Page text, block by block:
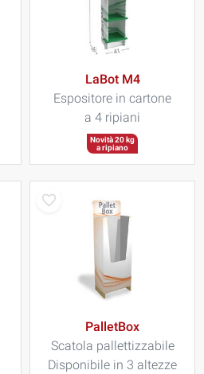
LaBot M4
Espositore in cartone
a 4 ripiani
Novità 20 kg
a ripiano
PalletBox
Scatola pallettizzabile
Disponibile in 3 altezze